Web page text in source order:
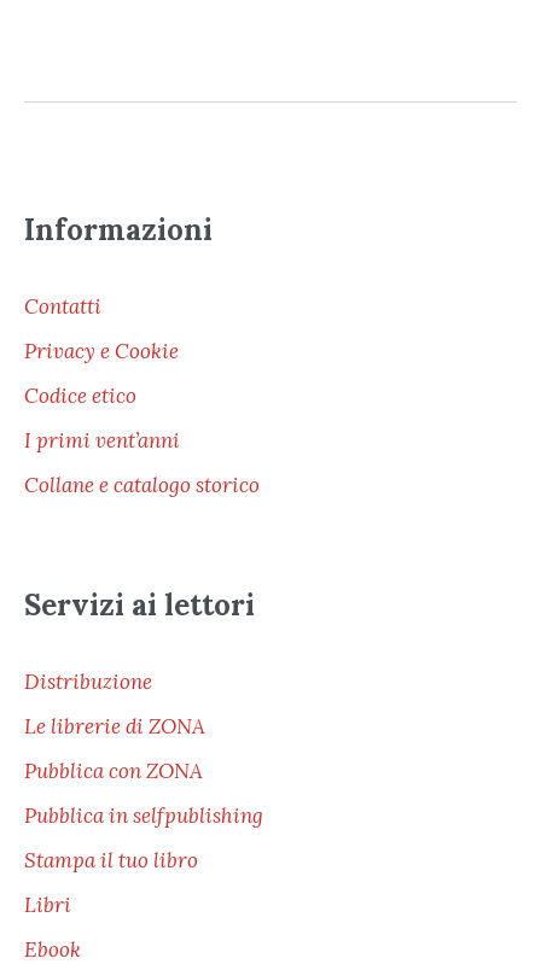
Informazioni
Contatti
Privacy e Cookie
Codice etico
I primi vent’anni
Collane e catalogo storico
Servizi ai lettori
Distribuzione
Le librerie di ZONA
Pubblica con ZONA
Pubblica in selfpublishing
Stampa il tuo libro
Libri
Ebook